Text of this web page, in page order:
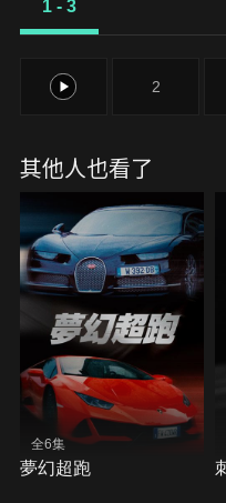
移民翻越美墨邊境牆抵達
措手不及。美國記者跟隨
1 - 3
1 2
其他人也看了
全6集
夢幻超跑